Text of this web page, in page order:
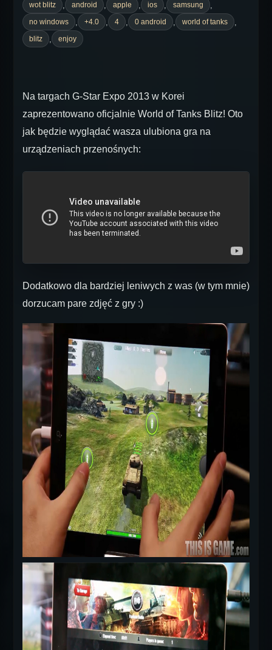
wot blitz
android apple ios samsung
no windows +4.0 4 0 android world of tanks
blitz enjoy
Na targach G-Star Expo 2013 w Korei
zaprezentowano oficjalnie World of Tanks Blitz! Oto
jak będzie wyglądać wasza ulubiona gra na
urządzeniach przenośnych:
Dodatkowo dla bardziej leniwych z was (w tym mnie)
dorzucam pare zdjęć z gry :)